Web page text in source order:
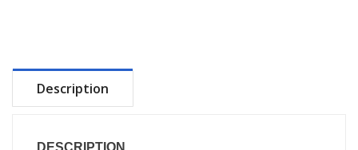
Description
DESCRIPTION